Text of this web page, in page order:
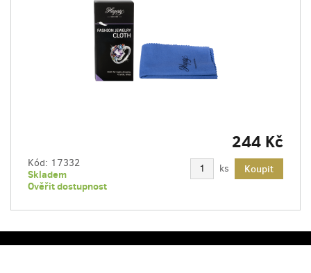
244 Kč
Kód: 17332
Skladem ks
Koupit
Ověřit dostupnost